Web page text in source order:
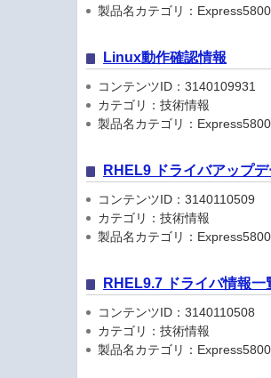
製品名カテゴリ：
Linux動作確認情報
コンテンツID：3140109931
カテゴリ：技術情報
製品名カテゴリ：
RHEL9 ドライバアップ
コンテンツID：3140110509
カテゴリ：技術情報
製品名カテゴリ：
RHEL9.7 ドライバ情報一
コンテンツID：3140110508
カテゴリ：技術情報
製品名カテゴリ：